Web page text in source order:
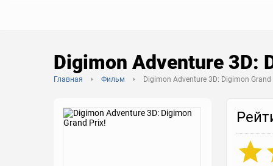
Digimon Adventure 3D:
Главная Фильм Digimon Adventure 3D: Digimon Grand